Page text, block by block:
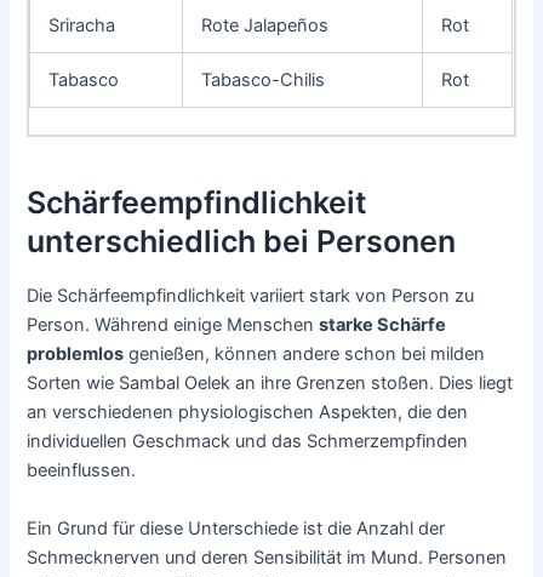
Sriracha Rote Jalapeños Rot
Tabasco Tabasco-Chilis Rot
Schärfeempfindlichkeit
unterschiedlich bei Personen
Die Schärfeempfindlichkeit variiert stark von Person zu
Person. Während einige Menschenstarke Schärfe
problemlos genießen, können andere schon bei milden
Sorten wie Sambal Oelek an ihre Grenzen stoßen. Dies liegt
an verschiedenen physiologischen Aspekten, die den
individuellen Geschmack und das Schmerzempfinden
beeinflussen.
Ein Grund für diese Unterschiede ist die Anzahl der
Schmecknerven und deren Sensibilität im Mund. Personen